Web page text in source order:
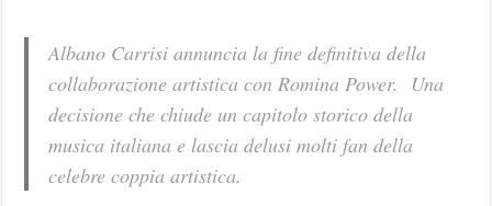
Albano Carrisi annuncia la fine definitiva della
collaborazione artistica con Romina Power. Una
decisione che chiude un capitolo storico della
musica italiana e lascia delusi molti fan della
celebre coppia artistica.